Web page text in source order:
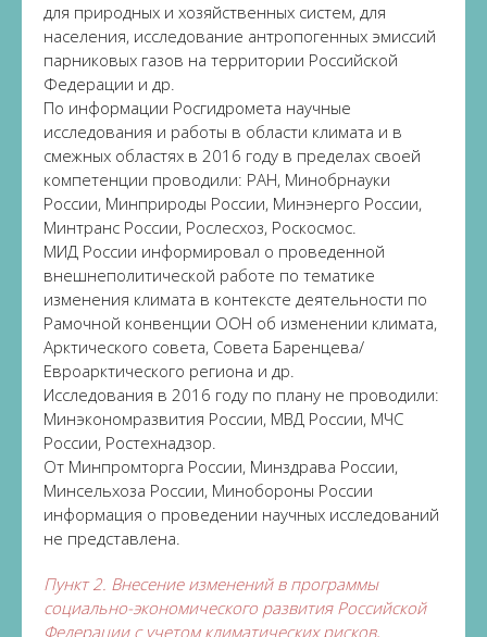
для природных и хозяйственных систем, для
населения, исследование антропогенных эмиссий
парниковых газов на территории Российской
Федерации и др.
По информации Росгидромета научные
исследования и работы в области климата и в
смежных областях в 2016 году в пределах своей
компетенции проводили: РАН, Минобрнауки
России, Минприроды России, Минэнерго России,
Минтранс России, Рослесхоз, Роскосмос.
МИД России информировал о проведенной
внешнеполитической работе по тематике
изменения климата в контексте деятельности по
Рамочной конвенции ООН об изменении климата,
Арктического совета, Совета Баренцева/
Евроарктического региона и др.
Исследования в 2016 году по плану не проводили:
Минэкономразвития России, МВД России, МЧС
России, Ростехнадзор.
От Минпромторга России, Минздрава России,
Минсельхоза России, Минобороны России
информация о проведении научных исследований
не представлена.
Пункт 2. Внесение изменений в программы
социально-экономического развития Российской
Федерации с учетом климатических рисков,